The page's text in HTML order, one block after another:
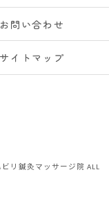
お問い合わせ
サイトマップ
リ鍼灸マッサージ院 ALL